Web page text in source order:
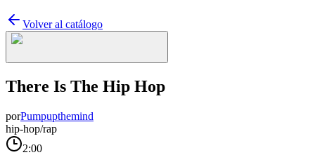
Volver al catálogo
There Is The Hip Hop
porPumpupthemind
hip-hop/rap
2:00